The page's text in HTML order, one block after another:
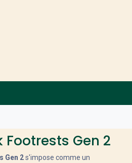
Footrests Gen 2
Gen 2s'impose comme un